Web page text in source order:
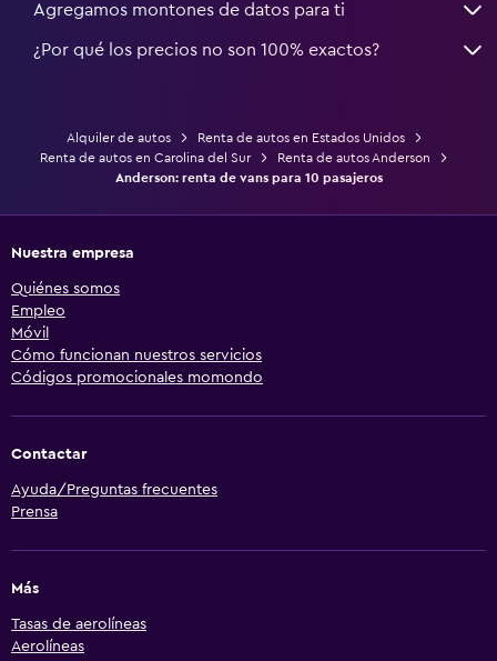
Agregamos montones de datos para ti
¿Por qué los precios no son 100% exactos?
Alquiler de autos
Renta de autos en Estados Unidos
Renta de autos en Carolina del Sur
Renta de autos Anderson
Anderson: renta de vans para 10 pasajeros
Nuestra empresa
Quiénes somos
Empleo
Móvil
Cómo funcionan nuestros servicios
Códigos promocionales momondo
Contactar
Ayuda/Preguntas frecuentes
Prensa
Más
Tasas de aerolíneas
Aerolíneas